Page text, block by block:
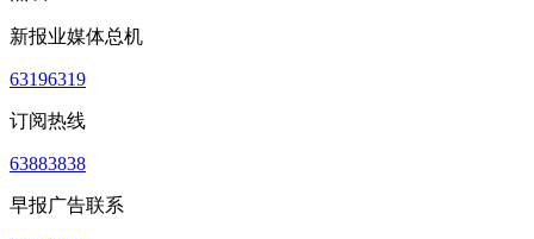
新报业媒体总机
63196319
订阅热线
63883838
早报广告联系